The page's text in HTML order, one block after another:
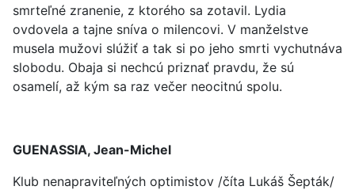
smrteľné zranenie, z ktorého sa zotavil. Lydia
ovdovela a tajne sníva o milencovi. V manželstve
musela mužovi slúžiť a tak si po jeho smrti vychutnáva
slobodu. Obaja si nechcú priznať pravdu, že sú
osamelí, až kým sa raz večer neocitnú spolu.
GUENASSIA, Jean-Michel
Klub nenapraviteľných optimistov /číta Lukáš Šepták/